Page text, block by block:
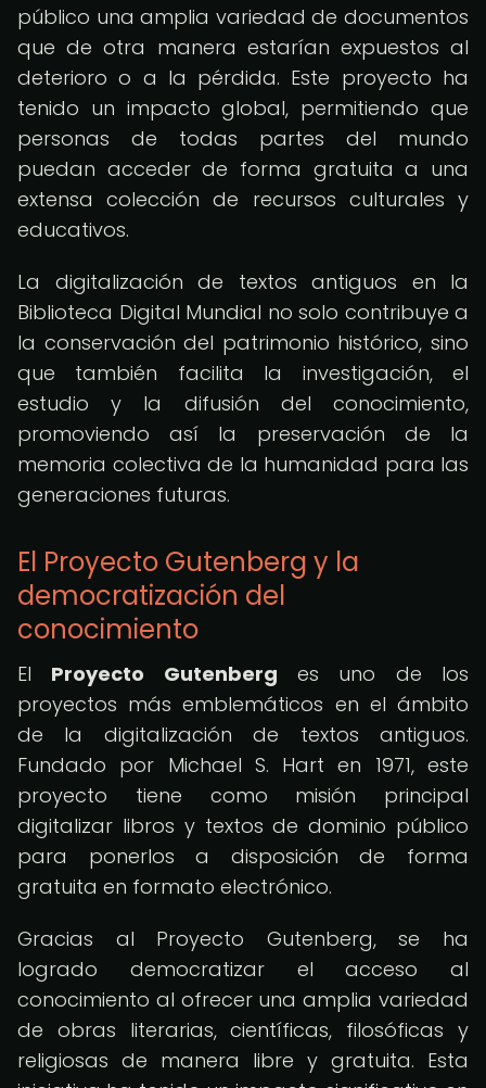
público una amplia variedad de documentos
que de otra manera estarían expuestos al
deterioro o a la pérdida. Este proyecto ha
tenido un impacto global, permitiendo que
personas de todas partes del mundo
puedan acceder de forma gratuita a una
extensa colección de recursos culturales y
educativos.
La digitalización de textos antiguos en la
Biblioteca Digital Mundial no solo contribuye a
la conservación del patrimonio histórico, sino
que también facilita la investigación, el
estudio y la difusión del conocimiento,
promoviendo así la preservación de la
memoria colectiva de la humanidad para las
generaciones futuras.
El Proyecto Gutenberg y la
democratización del
conocimiento
El Proyecto Gutenberg es uno de los
proyectos más emblemáticos en el ámbito
de la digitalización de textos antiguos.
Fundado por Michael S. Hart en 1971, este
proyecto tiene como misión principal
digitalizar libros y textos de dominio público
para ponerlos a disposición de forma
gratuita en formato electrónico.
Gracias al Proyecto Gutenberg, se ha
logrado democratizar el acceso al
conocimiento al ofrecer una amplia variedad
de obras literarias, científicas, filosóficas y
religiosas de manera libre y gratuita. Esta